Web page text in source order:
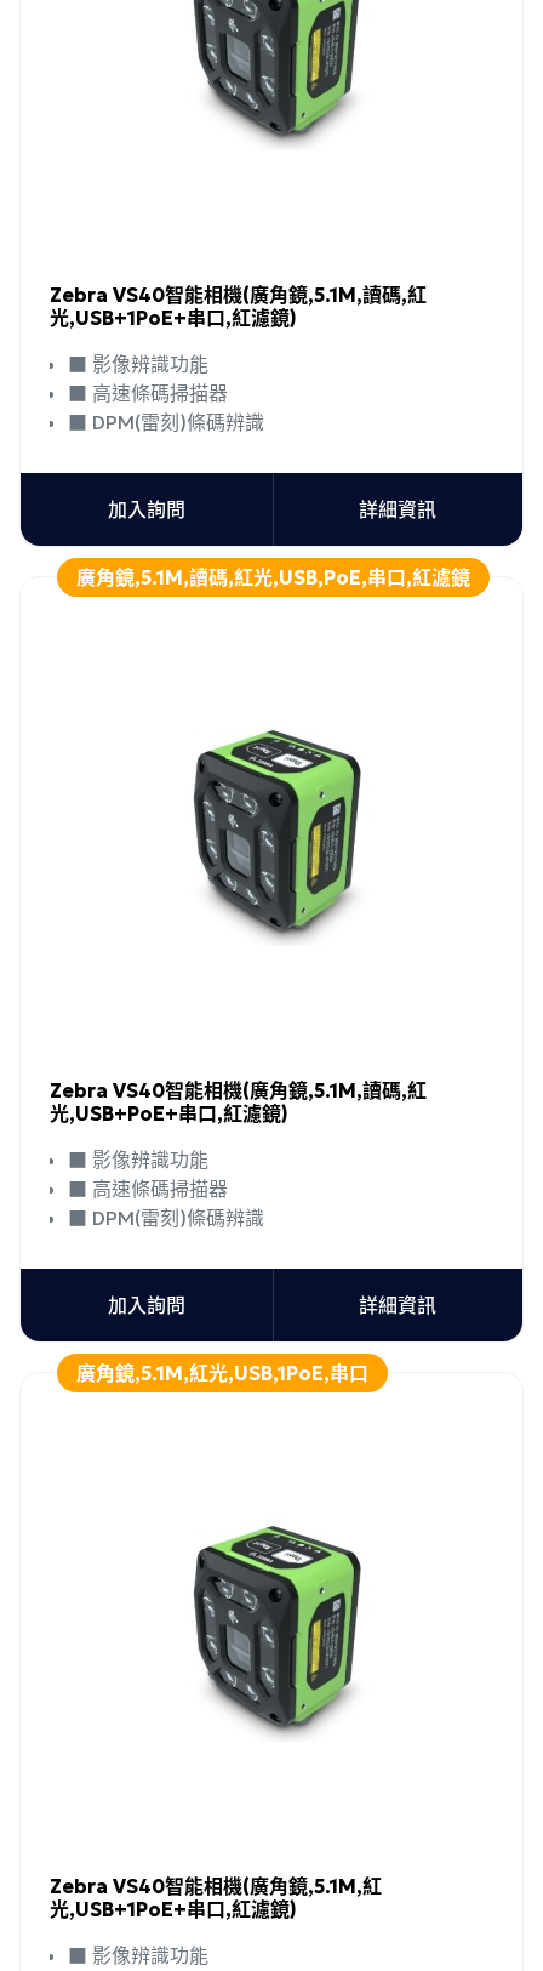
Zebra VS40智能相機(廣角鏡,5.1M,讀碼,紅
光,USB+1PoE+串口,紅濾鏡)
■ 影像辨識功能
■ 高速條碼掃描器
■ DPM(雷刻)條碼辨識
加入詢問 詳細資訊
廣角鏡,5.1M,讀碼,紅光,USB,PoE,串口,紅濾鏡
Zebra VS40智能相機(廣角鏡,5.1M,讀碼,紅
光,USB+PoE+串口,紅濾鏡)
■ 影像辨識功能
■ 高速條碼掃描器
■ DPM(雷刻)條碼辨識
加入詢問 詳細資訊
廣角鏡,5.1M,紅光,USB,1PoE,串口
Zebra VS40智能相機(廣角鏡,5.1M,紅
光,USB+1PoE+串口,紅濾鏡)
■ 影像辨識功能